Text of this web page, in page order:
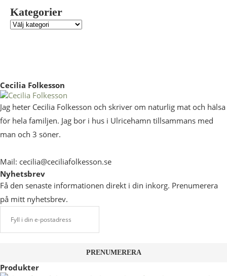
Kategorier
Cecilia Folkesson
Jag heter Cecilia Folkesson och skriver om naturlig mat och hälsa
för hela familjen. Jag bor i hus i Ulricehamn tillsammans med
man och 3 söner.
Mail: cecilia@ceciliafolkesson.se
Nyhetsbrev
Få den senaste informationen direkt i din inkorg. Prenumerera
på mitt nyhetsbrev.
Produkter